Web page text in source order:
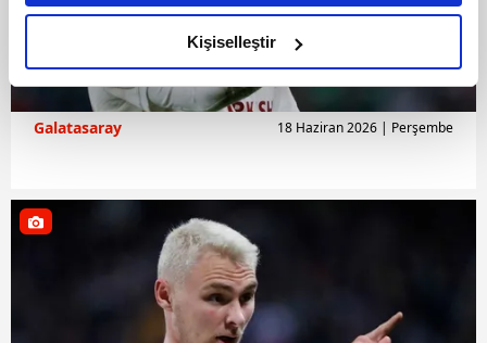
amacımızın size daha iyi bir reklam deneyimi sunmak
olduğunu ve sizlere en iyi içerikleri sunabilmek adına
elimizden gelen çabayı gösterdiğimizi ve bu noktada,
reklamların maliyetlerimizi karşılamak noktasında tek gelir
kalemimiz olduğunu sizlere hatırlatmak isteriz.
takdirde, kullanıcılara hedefli reklamlar
gösterilmeyecektir."
Sizlere daha iyi bir hizmet sunabilmek için İnternet
Sitemizde kendimize ve üçüncü kişilere ait çerezler
kullanılmaktadır. Bu çerezler vasıtasıyla çeşitli kişisel
Kişiselleştir
Galatasaray 18 Haziran 2026 | Perşembe